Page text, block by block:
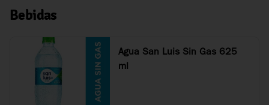
Bebidas
Agua San Luis Sin Gas 625
ml